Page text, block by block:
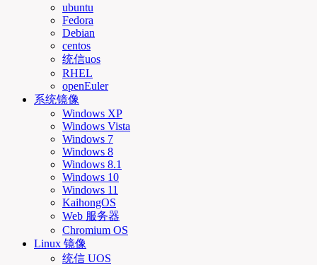
ubuntu
Fedora
Debian
centos
统信uos
RHEL
openEuler
系统镜像
Windows XP
Windows Vista
Windows 7
Windows 8
Windows 8.1
Windows 10
Windows 11
KaihongOS
Web 服务器
Chromium OS
Linux 镜像
统信 UOS